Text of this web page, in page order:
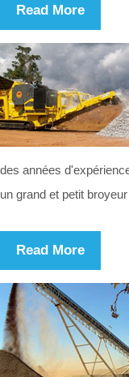
Read More
des années
un grand et petit
Read More